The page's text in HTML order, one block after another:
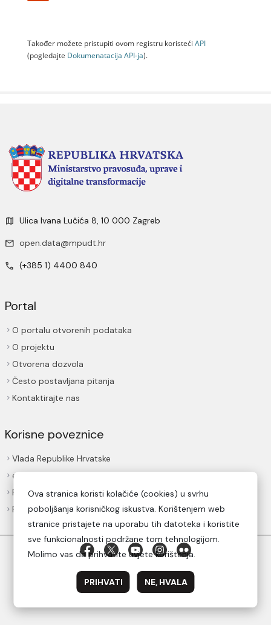
Također možete pristupiti ovom registru koristeći API
(pogledajte Dokumenаtаcijа API-jа).